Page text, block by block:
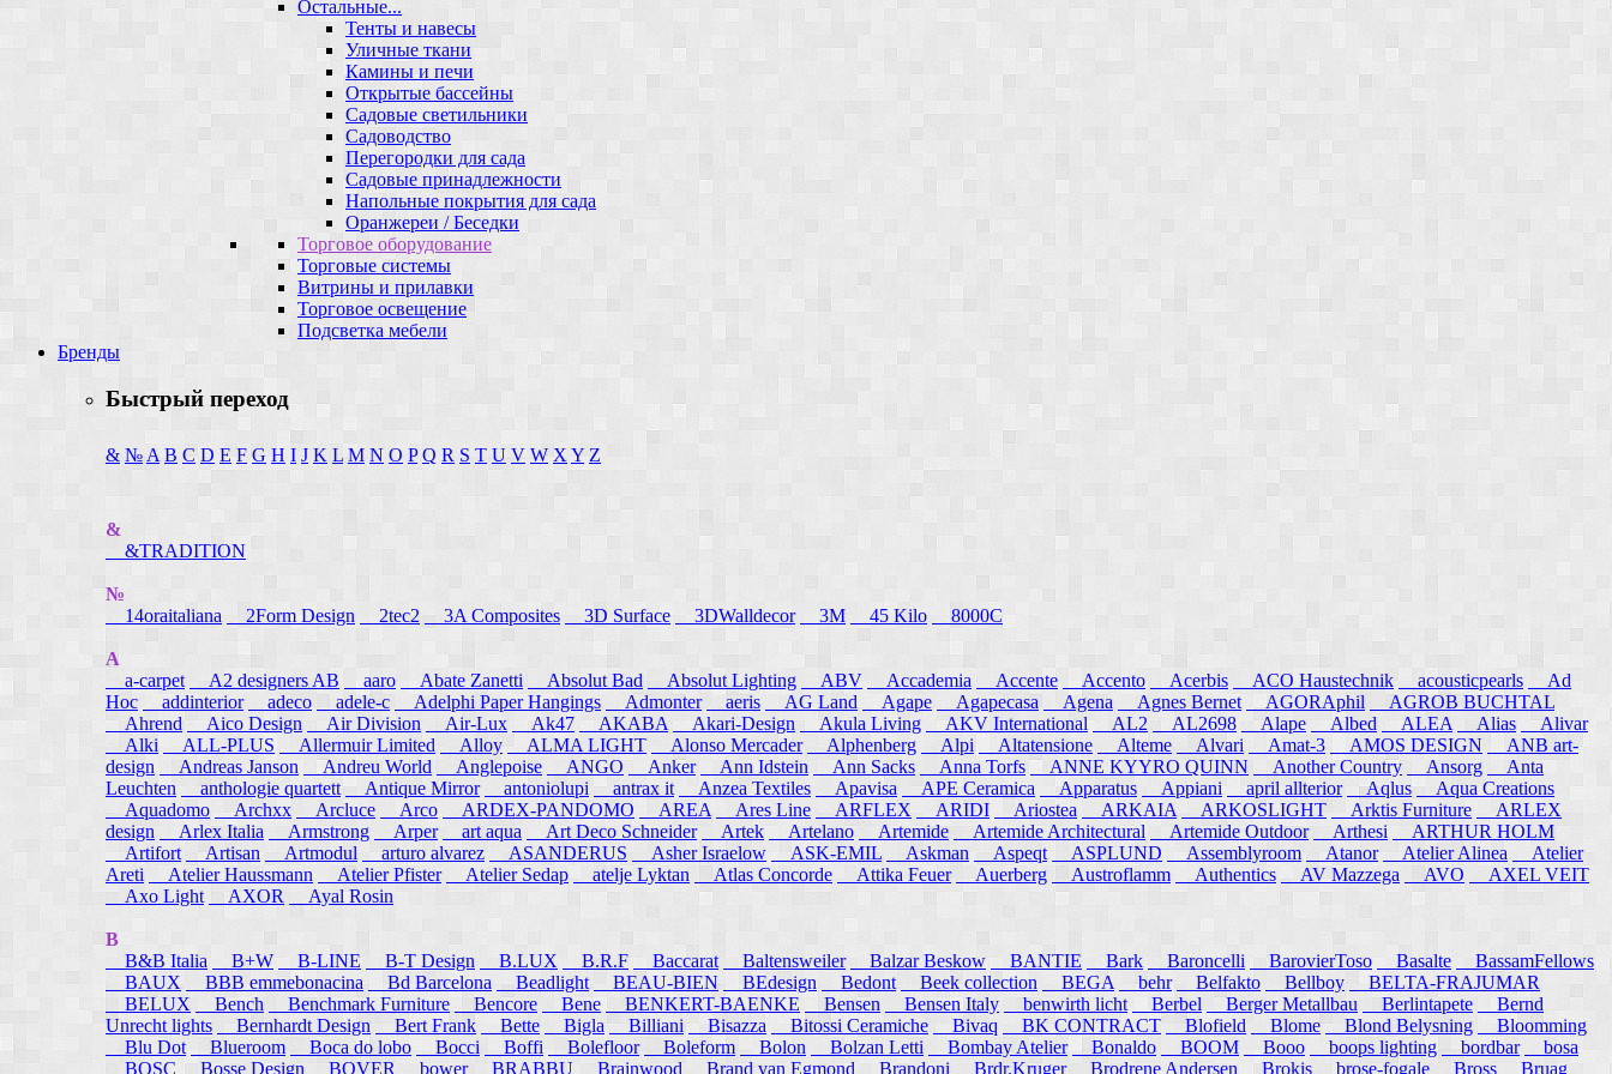
Остальные...
Тенты и навесы
Уличные ткани
Камины и печи
Открытые бассейны
Садовые светильники
Садоводство
Перегородки для сада
Садовые принадлежности
Напольные покрытия для сада
Оранжереи / Беседки
Торговое оборудование
Торговые системы
Витрины и прилавки
Торговое освещение
Подсветка мебели
Бренды
Быстрый переход
& № A B C D E F G H I J K L M N O P Q R S T U V W X Y Z
&
&TRADITION
№
14oraitaliana
2Form Design 2tec2 3A Composites 3D Surface 3DWalldecor 3M 45 Kilo 8000C
A
a-carpet
A2 designers AB aaro Abate Zanetti Absolut Bad Absolut Lighting ABV Accademia Accente Accento Acerbis ACO Haustechnik acousticpearls
Ad
Hoc
addinterior adeco adele-c Adelphi Paper Hangings Admonter aeris AG Land Agape Agapecasa Agena Agnes Bernet AGORAphil
AGROB BUCHTAL
Ahrend
Aico Design Air Division Air-Lux Ak47 AKABA Akari-Design Akula Living AKV International AL2 AL2698 Alape Albed ALEA Alias
Alivar
Alki
ALL-PLUS Allermuir Limited Alloy ALMA LIGHT Alonso Mercader Alphenberg Alpi Altatensione Alteme Alvari Amat-3 AMOS DESIGN
ANB art-
design
Andreas Janson Andreu World Anglepoise ANGO Anker Ann Idstein Ann Sacks Anna Torfs ANNE KYYRO QUINN Another Country Ansorg
Anta
Leuchten
anthologie quartett Antique Mirror antoniolupi antrax it Anzea Textiles Apavisa APE Ceramica Apparatus Appiani april allterior Aqlus Aqua Creations
Aquadomo
Archxx Arcluce Arco ARDEX-PANDOMO AREA Ares Line ARFLEX ARIDI Ariostea ARKAIA ARKOSLIGHT Arktis Furniture
ARLEX
design
Arlex Italia Armstrong Arper art aqua Art Deco Schneider Artek Artelano Artemide Artemide Architectural Artemide Outdoor Arthesi
ARTHUR HOLM
Artifort
Artisan Artmodul arturo alvarez ASANDERUS Asher Israelow ASK-EMIL Askman Aspeqt ASPLUND Assemblyroom Atanor Atelier Alinea
Atelier
Areti
Atelier Haussmann Atelier Pfister Atelier Sedap atelje Lyktan Atlas Concorde Attika Feuer Auerberg Austroflamm Authentics AV Mazzega AVO
AXEL VEIT
Axo Light
AXOR Ayal Rosin
B
B&B Italia
B+W B-LINE B-T Design B.LUX B.R.F Baccarat Baltensweiler Balzar Beskow BANTIE Bark Baroncelli BarovierToso Basalte
BassamFellows
BAUX
BBB emmebonacina Bd Barcelona Beadlight BEAU-BIEN BEdesign Bedont Beek collection BEGA behr Belfakto Bellboy
BELTA-FRAJUMAR
BELUX
Bench Benchmark Furniture Bencore Bene BENKERT-BAENKE Bensen Bensen Italy benwirth licht Berbel Berger Metallbau Berlintapete
Bernd
Unrecht lights
Bernhardt Design Bert Frank Bette Bigla Billiani Bisazza Bitossi Ceramiche Bivaq BK CONTRACT Blofield Blome Blond Belysning
Bloomming
Blu Dot
Blueroom Boca do lobo Bocci Boffi Bolefloor Boleform Bolon Bolzan Letti Bombay Atelier Bonaldo BOOM Booo boops lighting bordbar
bosa
BOSC Bosse Design BOVER bower BRABBU Brainwood Brand van Egmond Brandoni Brdr.Kruger Brodrene Andersen Brokis brose-fogale Bross Bruag